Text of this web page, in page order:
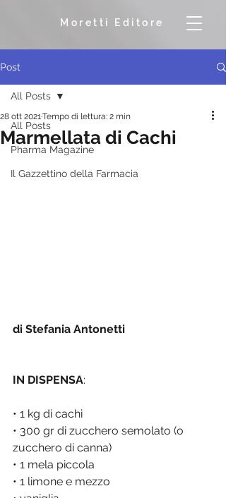
Moretti Editore
Post
All Posts
Pharma Magazine
Il Gazzettino della Farmacia
All Posts
Marmellata di Cachi
28 ott 2021Tempo di lettura: 2 min
di Stefania Antonetti
IN DISPENSA:
• 1 kg di cachi
• 300 gr di zucchero semolato (o
zucchero di canna)
• 1 mela piccola
• 1 limone e mezzo